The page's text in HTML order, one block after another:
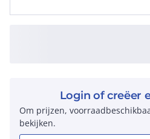
Login of creëer
Om prijzen,
bekijken.